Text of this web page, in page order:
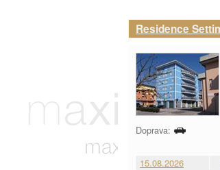
Residence
Doprava:
15.08.2026